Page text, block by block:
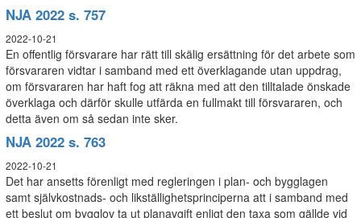
NJA 2022 s. 757
2022-10-21
En offentlig försvarare har rätt till skälig ersättning för det arbete som
försvararen vidtar i samband med ett överklagande utan uppdrag,
om försvararen har haft fog att räkna med att den tilltalade önskade
överklaga och därför skulle utfärda en fullmakt till försvararen, och
detta även om så sedan inte sker.
NJA 2022 s. 763
2022-10-21
Det har ansetts förenligt med regleringen i plan- och bygglagen
samt självkostnads- och likställighetsprinciperna att i samband med
ett beslut om bygglov ta ut planavgift enligt den taxa som gällde vid